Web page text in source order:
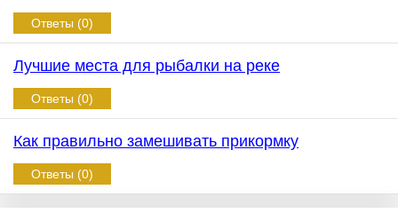
Ответы (0)
Лучшие места для рыбалки на реке
Ответы (0)
Как правильно замешивать прикормку
Ответы (0)